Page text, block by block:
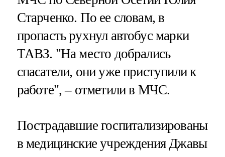
Старченко. По ее словам, в
пропасть рухнул автобус марки
ТАВЗ. "На место добрались
спасатели, они уже приступили к
работе", – отметили в МЧС.
Пострадавшие госпитализированы
в медицинские учреждения Джавы